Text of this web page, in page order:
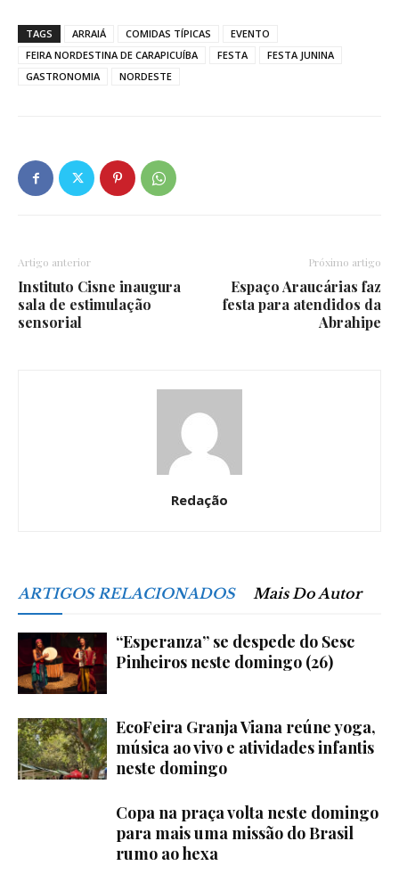
TAGS ARRAIÁ COMIDAS TÍPICAS
EVENTO
FEIRA NORDESTINA DE CARAPICUÍBA
FESTA
FESTA JUNINA
GASTRONOMIA
NORDESTE
Artigo anterior
Instituto Cisne inaugura
sala de estimulação
sensorial
Próximo artigo
Espaço Araucárias faz
festa para atendidos da
Abrahipe
Redação
ARTIGOS RELACIONADOS Mais Do Autor
“Esperanza” se despede do Sesc
Pinheiros neste domingo (26)
EcoFeira Granja Viana reúne yoga,
música ao vivo e atividades infantis
neste domingo
Copa na praça volta neste domingo
para mais uma missão do Brasil
rumo ao hexa